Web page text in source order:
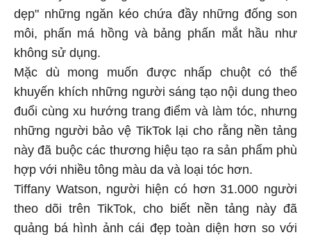
dẹp" những ngăn kéo chứa đầy những đống son
môi, phấn má hồng và bảng phấn mắt hầu như
không sử dụng.
Mặc dù mong muốn được nhấp chuột có thể
khuyến khích những người sáng tạo nội dung theo
đuổi cùng xu hướng trang điểm và làm tóc, nhưng
những người bảo vệ TikTok lại cho rằng nền tảng
này đã buộc các thương hiệu tạo ra sản phẩm phù
hợp với nhiều tông màu da và loại tóc hơn.
Tiffany Watson, người hiện có hơn 31.000 người
theo dõi trên TikTok, cho biết nền tảng này đã
quảng bá hình ảnh cái đẹp toàn diện hơn so với